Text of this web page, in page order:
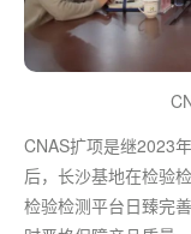
CNAS扩项是继2023
后，长沙基地在检验
检验检测平台日臻完